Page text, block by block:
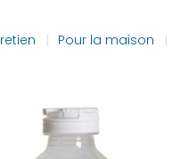
Pour la maison